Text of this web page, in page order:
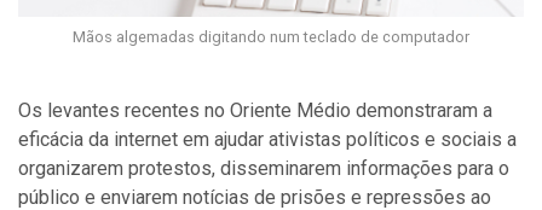
Mãos algemadas digitando num teclado de computador
Os levantes recentes no Oriente Médio demonstraram a
eficácia da internet em ajudar ativistas políticos e sociais a
organizarem protestos, disseminarem informações para o
público e enviarem notícias de prisões e repressões ao